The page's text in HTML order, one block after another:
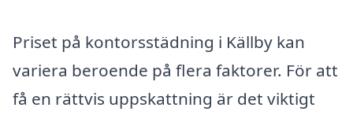
Priset på kontorsstädning i Källby kan
variera beroende på flera faktorer. För att
få en rättvis uppskattning är det viktigt